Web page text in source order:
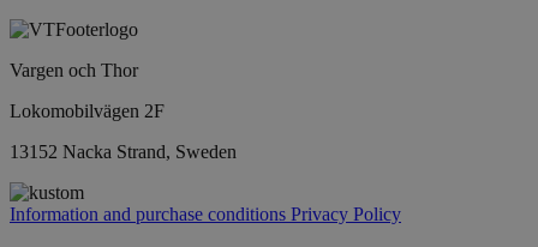
Vargen och Thor
Lokomobilvägen 2F
13152 Nacka Strand, Sweden
Information and purchase conditions Privacy Policy